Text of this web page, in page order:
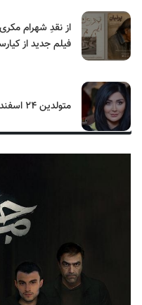
از نقدِ شهرام
فیلم جدید از
متولدین ۲۴ اسفند سینما ، تئاتر و موسیقی؛ مریم معصومی